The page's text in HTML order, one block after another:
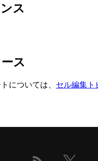
ス
ス
については、 セル編集ト